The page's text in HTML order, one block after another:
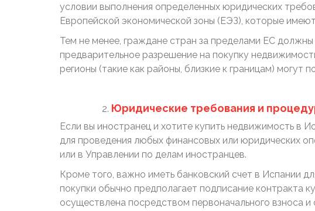
условии выполнения определенных юридических
Европейской экономической зоны (ЕЭЗ), которые
Тем не менее, граждане стран за пределами ЕС
предварительное разрешение на покупку
регионы (такие как районы, близкие к границам) могут
Юридические требования и
Если вы иностранец и хотите купить недвижимость в
для проведения любых финансовых или юридических
или в Управлении по делам иностранцев.
Кроме того, важно иметь банковский счет в Испании
покупки обычно предполагает подписание контракта
осуществлена посредством первоначального взноса и